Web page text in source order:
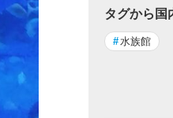
タグから国
#水族館